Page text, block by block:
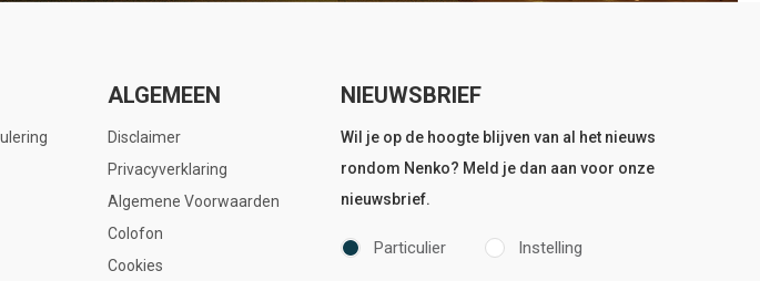
ALGEMEEN
Disclaimer
Privacyverklaring
Algemene Voorwaarden
Colofon
Cookies
NIEUWSBRIEF
Wil je op de hoogte blijven van al het nieuws
rondom Nenko? Meld je dan aan voor onze
nieuwsbrief.
Particulier Instelling